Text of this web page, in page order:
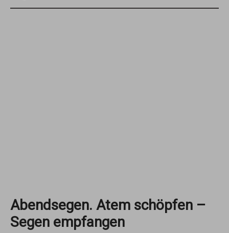
Abendsegen. Atem schöpfen –
Segen empfangen